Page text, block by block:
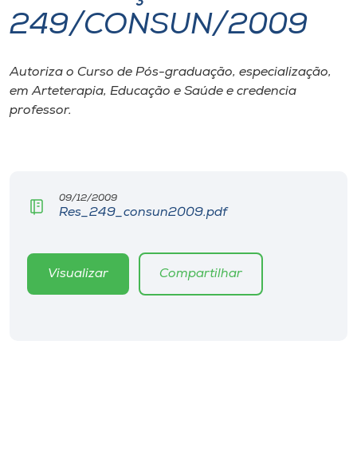
I.nova
Diplomados
Editora
249/CONSUN/2009
Autoriza o Curso de Pós-graduação, especialização,
em Arteterapia, Educação e Saúde e credencia
professor.
09/12/2009
Res_249_consun2009.pdf
Visualizar Compartilhar